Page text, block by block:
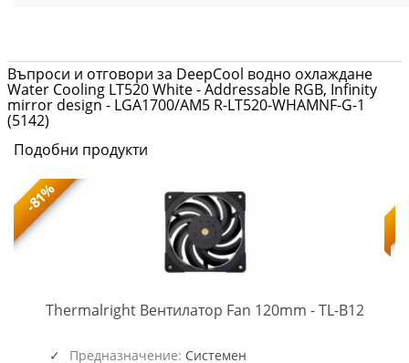
Въпроси и отговори за DeepCool водно охлаждане
Water Cooling LT520 White - Addressable RGB, Infinity
mirror design - LGA1700/AM5 R-LT520-WHAMNF-G-1
(5142)
Подобни продукти
-81%
Thermalright Вентилатор Fan 120mm - TL-B12TL-
Предназначение: Системен